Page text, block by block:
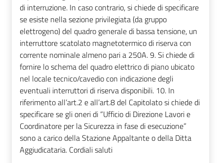
di interruzione. In caso contrario, si chiede di specificare
se esiste nella sezione privilegiata (da gruppo
elettrogeno) del quadro generale di bassa tensione, un
interruttore scatolato magnetotermico di riserva con
corrente nominale almeno pari a 250A. 9. Si chiede di
fornire lo schema del quadro elettrico di piano ubicato
nel locale tecnico/cavedio con indicazione degli
eventuali interruttori di riserva disponibili. 10. In
riferimento all’art.2 e all’art.8 del Capitolato si chiede di
specificare se gli oneri di “Ufficio di Direzione Lavori e
Coordinatore per la Sicurezza in fase di esecuzione”
sono a carico della Stazione Appaltante o della Ditta
Aggiudicataria. Cordiali saluti